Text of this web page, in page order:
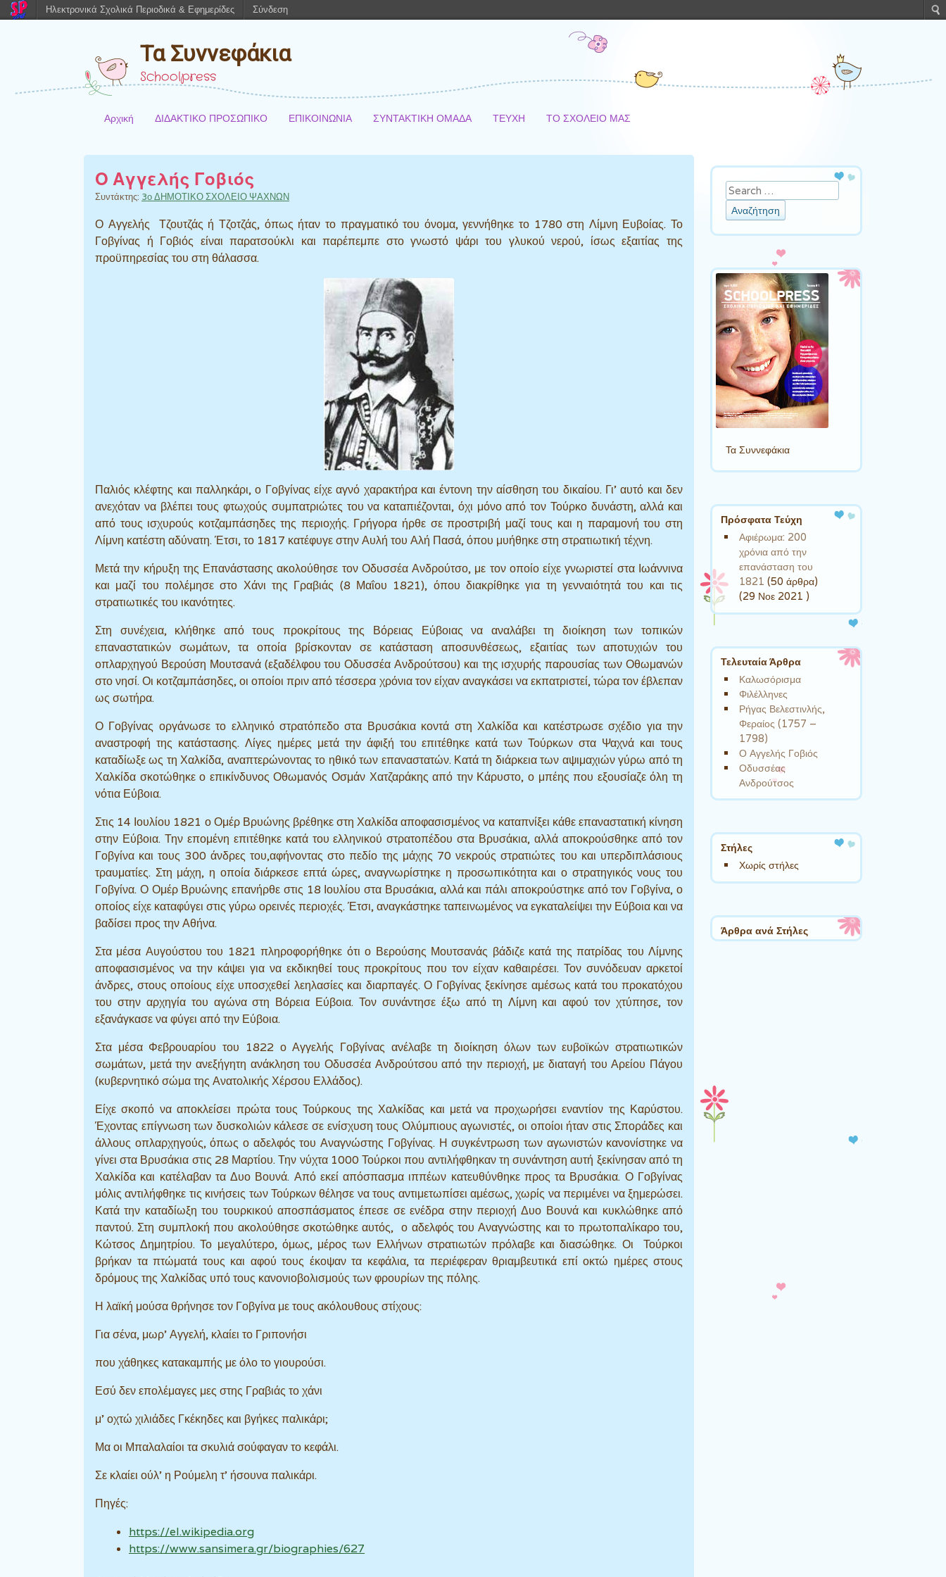
Τα Συννεφάκια
Schoolpress
Αρχική ΔΙΔΑΚΤΙΚΟ ΠΡΟΣΩΠΙΚΟ ΕΠΙΚΟΙΝΩΝΙΑ ΣΥΝΤΑΚΤΙΚΗ ΟΜΑΔΑ ΤΕΥΧΗ ΤΟ ΣΧΟΛΕΙΟ ΜΑΣ
Ο Αγγελής Γοβιός
Συντάκτης: 3ο ΔΗΜΟΤΙΚΟ ΣΧΟΛΕΙΟ ΨΑΧΝΩΝ
Ο Αγγελής Τζουτζάς ή Τζοτζάς, όπως ήταν το πραγματικό του όνομα, γεννήθηκε το 1780 στη Λίμνη Ευβοίας. Το
Γοβγίνας ή Γοβιός είναι παρατσούκλι και παρέπεμπε στο γνωστό ψάρι του γλυκού νερού, ίσως εξαιτίας της
προϋπηρεσίας του στη θάλασσα.
Παλιός κλέφτης και παλληκάρι, ο Γοβγίνας είχε αγνό χαρακτήρα και έντονη την αίσθηση του δικαίου. Γι’ αυτό και δεν
ανεχόταν να βλέπει τους φτωχούς συμπατριώτες του να καταπιέζονται, όχι μόνο από τον Τούρκο δυνάστη, αλλά και
από τους ισχυρούς κοτζαμπάσηδες της περιοχής. Γρήγορα ήρθε σε προστριβή μαζί τους και η παραμονή του στη
Λίμνη κατέστη αδύνατη. Έτσι, το 1817 κατέφυγε στην Αυλή του Αλή Πασά, όπου μυήθηκε στη στρατιωτική τέχνη.
Μετά την κήρυξη της Επανάστασης ακολούθησε τον Οδυσσέα Ανδρούτσο, με τον οποίο είχε γνωριστεί στα Ιωάννινα
και μαζί του πολέμησε στο Χάνι της Γραβιάς (8 Μαΐου 1821), όπου διακρίθηκε για τη γενναιότητά του και τις
στρατιωτικές του ικανότητες.
Στη συνέχεια, κλήθηκε από τους προκρίτους της Βόρειας Εύβοιας να αναλάβει τη διοίκηση των τοπικών
επαναστατικών σωμάτων, τα οποία βρίσκονταν σε κατάσταση αποσυνθέσεως, εξαιτίας των αποτυχιών του
οπλαρχηγού Βερούση Μουτσανά (εξαδέλφου του Οδυσσέα Ανδρούτσου) και της ισχυρής παρουσίας των Οθωμανών
στο νησί. Οι κοτζαμπάσηδες, οι οποίοι πριν από τέσσερα χρόνια τον είχαν αναγκάσει να εκπατριστεί, τώρα τον έβλεπαν
ως σωτήρα.
Ο Γοβγίνας οργάνωσε το ελληνικό στρατόπεδο στα Βρυσάκια κοντά στη Χαλκίδα και κατέστρωσε σχέδιο για την
αναστροφή της κατάστασης. Λίγες ημέρες μετά την άφιξή του επιτέθηκε κατά των Τούρκων στα Ψαχνά και τους
καταδίωξε ως τη Χαλκίδα, αναπτερώνοντας το ηθικό των επαναστατών. Κατά τη διάρκεια των αψιμαχιών γύρω από τη
Χαλκίδα σκοτώθηκε ο επικίνδυνος Οθωμανός Οσμάν Χατζαράκης από την Κάρυστο, ο μπέης που εξουσίαζε όλη τη
νότια Εύβοια.
Στις 14 Ιουλίου 1821 ο Ομέρ Βρυώνης βρέθηκε στη Χαλκίδα αποφασισμένος να καταπνίξει κάθε επαναστατική κίνηση
στην Εύβοια. Την επομένη επιτέθηκε κατά του ελληνικού στρατοπέδου στα Βρυσάκια, αλλά αποκρούσθηκε από τον
Γοβγίνα και τους 300 άνδρες του,αφήνοντας στο πεδίο της μάχης 70 νεκρούς στρατιώτες του και υπερδιπλάσιους
τραυματίες. Στη μάχη, η οποία διάρκεσε επτά ώρες, αναγνωρίστηκε η προσωπικότητα και ο στρατηγικός νους του
Γοβγίνα. Ο Ομέρ Βρυώνης επανήρθε στις 18 Ιουλίου στα Βρυσάκια, αλλά και πάλι αποκρούστηκε από τον Γοβγίνα, ο
οποίος είχε καταφύγει στις γύρω ορεινές περιοχές. Έτσι, αναγκάστηκε ταπεινωμένος να εγκαταλείψει την Εύβοια και να
βαδίσει προς την Αθήνα.
Στα μέσα Αυγούστου του 1821 πληροφορήθηκε ότι ο Βερούσης Μουτσανάς βάδιζε κατά της πατρίδας του Λίμνης
αποφασισμένος να την κάψει για να εκδικηθεί τους προκρίτους που τον είχαν καθαιρέσει. Τον συνόδευαν αρκετοί
άνδρες, στους οποίους είχε υποσχεθεί λεηλασίες και διαρπαγές. Ο Γοβγίνας ξεκίνησε αμέσως κατά του προκατόχου
του στην αρχηγία του αγώνα στη Βόρεια Εύβοια. Τον συνάντησε έξω από τη Λίμνη και αφού τον χτύπησε, τον
εξανάγκασε να φύγει από την Εύβοια.
Στα μέσα Φεβρουαρίου του 1822 ο Αγγελής Γοβγίνας ανέλαβε τη διοίκηση όλων των ευβοϊκών στρατιωτικών
σωμάτων, μετά την ανεξήγητη ανάκληση του Οδυσσέα Ανδρούτσου από την περιοχή, με διαταγή του Αρείου Πάγου
(κυβερνητικό σώμα της Ανατολικής Χέρσου Ελλάδος).
Είχε σκοπό να αποκλείσει πρώτα τους Τούρκους της Χαλκίδας και μετά να προχωρήσει εναντίον της Καρύστου.
Έχοντας επίγνωση των δυσκολιών κάλεσε σε ενίσχυση τους Ολύμπιους αγωνιστές, οι οποίοι ήταν στις Σποράδες και
άλλους οπλαρχηγούς, όπως ο αδελφός του Αναγνώστης Γοβγίνας. Η συγκέντρωση των αγωνιστών κανονίστηκε να
γίνει στα Βρυσάκια στις 28 Μαρτίου. Την νύχτα 1000 Τούρκοι που αντιλήφθηκαν τη συνάντηση αυτή ξεκίνησαν από τη
Χαλκίδα και κατέλαβαν τα Δυο Βουνά. Από εκεί απόσπασμα ιππέων κατευθύνθηκε προς τα Βρυσάκια. Ο Γοβγίνας
μόλις αντιλήφθηκε τις κινήσεις των Τούρκων θέλησε να τους αντιμετωπίσει αμέσως, χωρίς να περιμένει να ξημερώσει.
Κατά την καταδίωξη του τουρκικού αποσπάσματος έπεσε σε ενέδρα στην περιοχή Δυο Βουνά και κυκλώθηκε από
παντού. Στη συμπλοκή που ακολούθησε σκοτώθηκε αυτός, ο αδελφός του Αναγνώστης και το πρωτοπαλίκαρο του,
Κώτσος Δημητρίου. Το μεγαλύτερο, όμως, μέρος των Ελλήνων στρατιωτών πρόλαβε και διασώθηκε. Οι Τούρκοι
βρήκαν τα πτώματά τους και αφού τους έκοψαν τα κεφάλια, τα περιέφεραν θριαμβευτικά επί οκτώ ημέρες στους
δρόμους της Χαλκίδας υπό τους κανονιοβολισμούς των φρουρίων της πόλης.
Η λαϊκή μούσα θρήνησε τον Γοβγίνα με τους ακόλουθους στίχους:
Για σένα, μωρ’ Αγγελή, κλαίει το Γριπονήσι
που χάθηκες κατακαμπής με όλο το γιουρούσι.
Εσύ δεν επολέμαγες μες στης Γραβιάς το χάνι
μ’ οχτώ χιλιάδες Γκέκηδες και βγήκες παλικάρι;
Μα οι Μπαλαλαίοι τα σκυλιά σούφαγαν το κεφάλι.
Σε κλαίει ούλ’ η Ρούμελη τ’ ήσουνα παλικάρι.
Πηγές:
https://el.wikipedia.org
https://www.sansimera.gr/biographies/627
Αναζήτηση
Τα Συννεφάκια
Πρόσφατα Τεύχη
Αφιέρωμα: 200
χρόνια από την
επανάσταση του
1821 (50 άρθρα)
(29 Νοε 2021 )
Τελευταία Άρθρα
Καλωσόρισμα
Φιλέλληνες
Ρήγας Βελεστινλής,
Φεραίος (1757 –
1798)
Ο Αγγελής Γοβιός
Οδυσσέας
Ανδρούτσος
Στήλες
Χωρίς στήλες
Άρθρα ανά Στήλες
Ηλεκτρονικά Σχολικά Περιοδικά & Εφημερίδες Σύνδεση